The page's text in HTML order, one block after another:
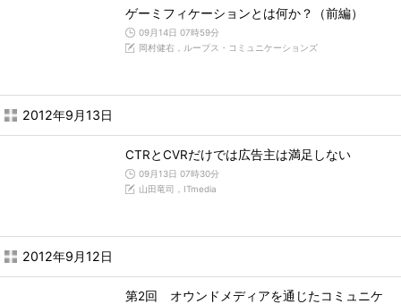
ゲーミフィケーションとは何か？（前編）
09月14日 07時59分
岡村健右，ループス・コミュニケーションズ
2012年9月13日
CTRとCVRだけでは広告主は満足しない
09月13日 07時30分
山田竜司，ITmedia
2012年9月12日
第2回 オウンドメディアを通じたコミュニケ